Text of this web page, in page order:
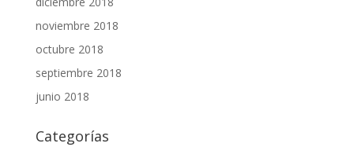
noviembre 2018
octubre 2018
septiembre 2018
junio 2018
Categorías